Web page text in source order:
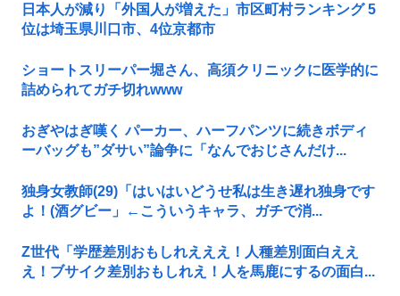
日本人が減り「外国人が増えた」市区町村ランキング 5
位は埼玉県川口市、4位京都市
ショートスリーパー堀さん、高須クリニックに医学的に
詰められてガチ切れwww
おぎやはぎ嘆く パーカー、ハーフパンツに続きボディ
ーバッグも”ダサい”論争に「なんでおじさんだけ...
独身女教師(29)「はいはいどうせ私は生き遅れ独身です
よ！(酒グビー」←こういうキャラ、ガチで消...
Z世代「学歴差別おもしれえええ！人種差別面白ええ
え！ブサイク差別おもしれえ！人を馬鹿にするの面白...